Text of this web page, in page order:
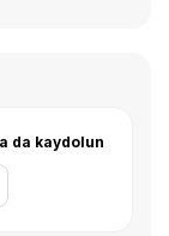
da kaydolun